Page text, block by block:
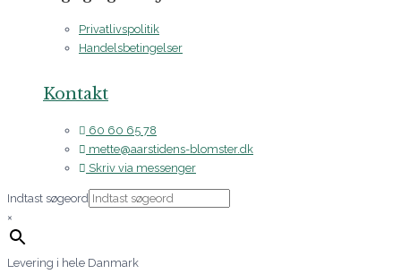
Privatlivspolitik
Handelsbetingelser
Kontakt
60 60 65 78
mette@aarstidens-blomster.dk
Skriv via messenger
Indtast søgeord
×
Levering i hele Danmark